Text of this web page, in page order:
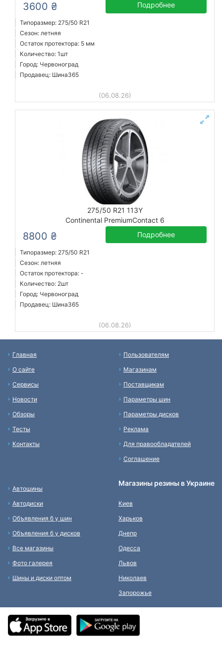
3600 ₴ Подробнее
Типоразмер: 275/50 R21
Сезон: летняя
Остаток протектора: 5 мм
Количество: 1шт
Город: Червоноград
Продавец: Шина365
(06.08.26)
275/50 R21 113Y
Continental PremiumContact 6
8800 ₴ Подробнее
Типоразмер: 275/50 R21
Сезон: летняя
Остаток протектора: -
Количество: 2шт
Город: Червоноград
Продавец: Шина365
(06.08.26)
Главная
О сайте
Сервисы
Новости
Обзоры
Тесты
Контакты
Пользователям
Магазинам
Поставщикам
Параметры шин
Параметры дисков
Реклама
Для правообладателей
Соглашение
Автошины
Автодиски
Объявления б у шин
Объявления б у дисков
Все магазины
Фото галерея
Шины и диски оптом
Магазины резины в Украине
Киев
Харьков
Днепр
Одесса
Львов
Николаев
Запорожье